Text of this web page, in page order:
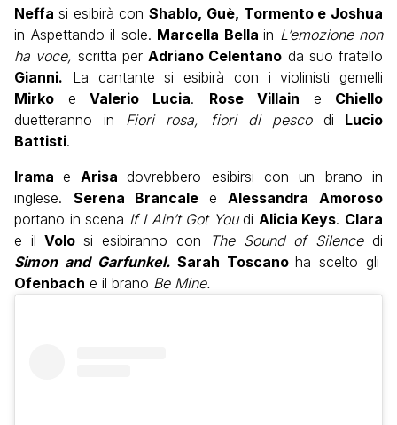
Neffa si esibirà con Shablo, Guè, Tormento e Joshua
in Aspettando il sole. Marcella Bella in L’emozione non
ha voce, scritta per Adriano Celentano da suo fratello
Gianni. La cantante si esibirà con i violinisti gemelli
Mirko e Valerio Lucia. Rose Villain e Chiello
duetteranno in Fiori rosa, fiori di pescodi Lucio
Battisti.
Iramae Arisadovrebbero esibirsi con un brano in
inglese. Serena Brancale eAlessandra Amoroso
portano in scena If I Ain’t Got Youdi Alicia Keys. Clara
e il Volosi esibiranno con The Sound of Silencedi
Simon and Garfunkel. Sarah Toscanoha scelto gli
Ofenbach e il brano Be Mine.